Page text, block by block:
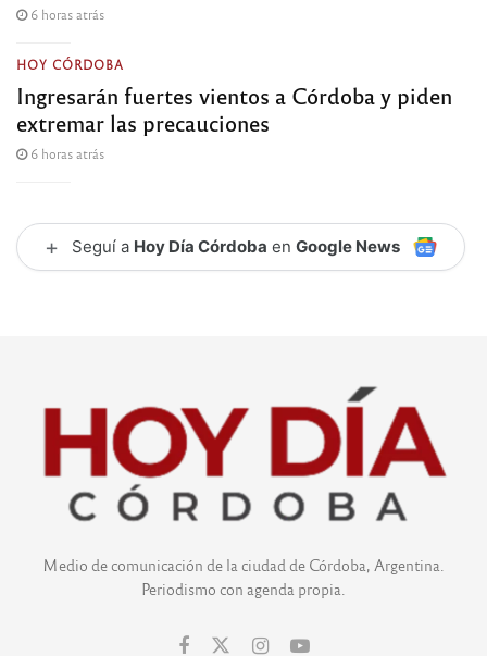
6 horas atrás
HOY CÓRDOBA
Ingresarán fuertes vientos a Córdoba y piden
extremar las precauciones
6 horas atrás
+ Seguí a Hoy Día Córdoba en Google News
Medio de comunicación de la ciudad de Córdoba, Argentina.
Periodismo con agenda propia.